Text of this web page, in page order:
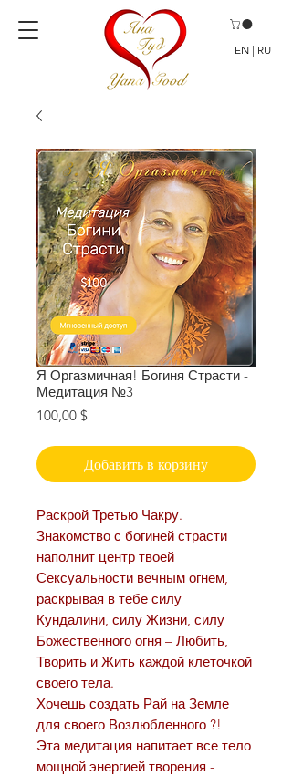
EN | RU
Я Оргазмичная! Богиня Страсти -
Медитация №3
100,00 $
Добавить в корзину
Раскрой Третью Чакру.
Знакомство с богиней страсти
наполнит центр твоей
Сексуальности вечным огнем,
раскрывая в тебе силу
Кундалини, силу Жизни, силу
Божественного огня – Любить,
Творить и Жить каждой клеточкой
своего тела.
Хочешь создать Рай на Земле
для своего Возлюбленного ?!
Эта медитация напитает все тело
мощной энергией творения -